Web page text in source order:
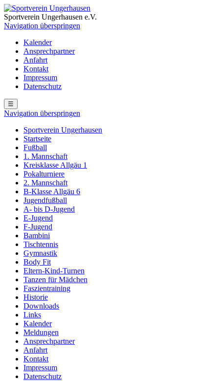
Sportverein Ungerhausen e.V.
Navigation überspringen
Kalender
Ansprechpartner
Anfahrt
Kontakt
Impressum
Datenschutz
☰
Navigation überspringen
Sportverein Ungerhausen
Startseite
Fußball
1. Mannschaft
Kreisklasse Allgäu 1
Pokalturniere
2. Mannschaft
B-Klasse Allgäu 6
Jugendfußball
A- bis D-Jugend
E-Jugend
F-Jugend
Bambini
Tischtennis
Gymnastik
Body Fit
Eltern-Kind-Turnen
Tanzen für Mädchen
Faszientraining
Historie
Downloads
Links
Kalender
Meldungen
Ansprechpartner
Anfahrt
Kontakt
Impressum
Datenschutz